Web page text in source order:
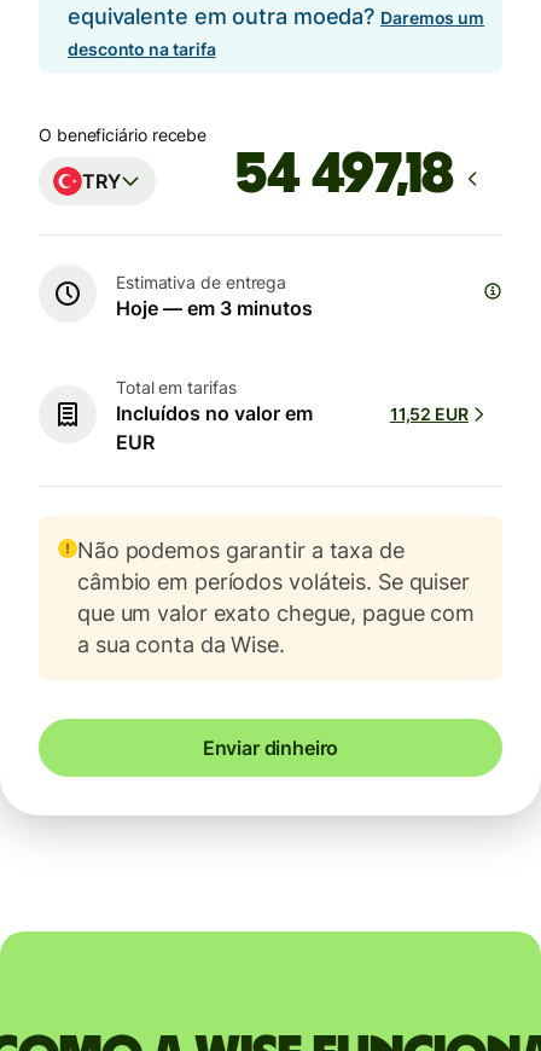
equivalente em outra moeda? Daremos um
desconto na tarifa
O beneficiário recebe
TRY
Estimativa de entrega
Hoje — em 3 minutos
Total em tarifas
Incluídos no valor em
EUR
11,52 EUR
Não podemos garantir a taxa de
câmbio em períodos voláteis. Se quiser
que um valor exato chegue, pague com
a sua conta da Wise.
Enviar dinheiro